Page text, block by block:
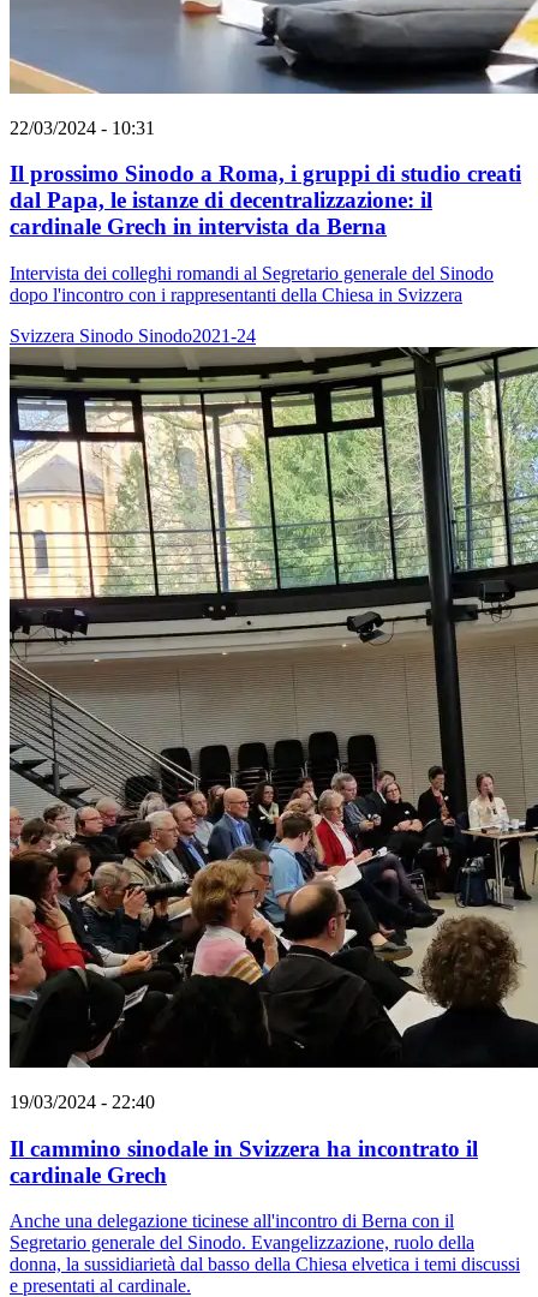
22/03/2024 - 10:31
Il prossimo Sinodo a Roma, i gruppi di studio creati
dal Papa, le istanze di decentralizzazione: il
cardinale Grech in intervista da Berna
Intervista dei colleghi romandi al Segretario generale del Sinodo
dopo l'incontro con i rappresentanti della Chiesa in Svizzera
Svizzera Sinodo Sinodo2021-24
19/03/2024 - 22:40
Il cammino sinodale in Svizzera ha incontrato il
cardinale Grech
Anche una delegazione ticinese all'incontro di Berna con il
Segretario generale del Sinodo. Evangelizzazione, ruolo della
donna, la sussidiarietà dal basso della Chiesa elvetica i temi discussi
e presentati al cardinale.